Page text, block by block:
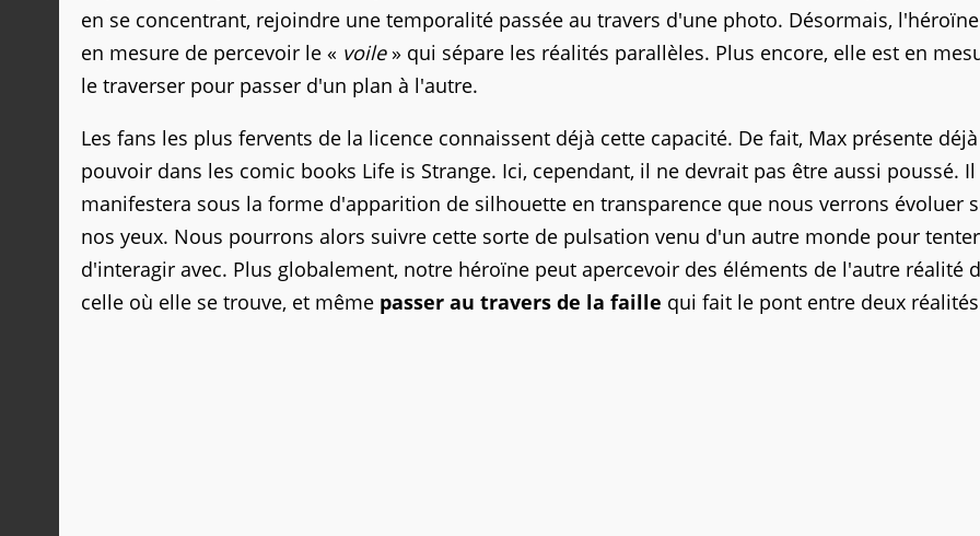
en se concentrant, rejoindre une temporalité passée au travers d'une photo. Désormais,
en mesure de percevoir le « voile» qui sépare les réalités parallèles. Plus encore, elle est en
le traverser pour passer d'un plan à l'autre.
Les fans les plus fervents de la licence connaissent déjà cette capacité. De fait, Max présente
pouvoir dans les comic books Life is Strange. Ici, cependant, il ne devrait pas être aussi poussé. Il
manifestera sous la forme d'apparition de silhouette en transparence que nous verrons évoluer
nos yeux. Nous pourrons alors suivre cette sorte de pulsation venu d'un autre monde pour tenter
d'interagir avec. Plus globalement, notre héroïne peut apercevoir des éléments de l'autre réalité
celle où elle se trouve, et même passer au travers de la faille qui fait le pont entre deux